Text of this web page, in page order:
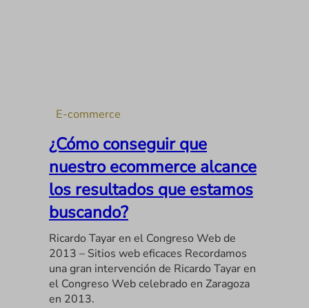
E-commerce
¿Cómo conseguir que
nuestro ecommerce alcance
los resultados que estamos
buscando?
Ricardo Tayar en el Congreso Web de
2013 – Sitios web eficaces Recordamos
una gran intervención de Ricardo Tayar en
el Congreso Web celebrado en Zaragoza
en 2013.